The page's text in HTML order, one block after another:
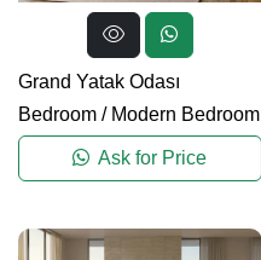
Grand Yatak Odası
Bedroom / Modern Bedroom
Ask for Price